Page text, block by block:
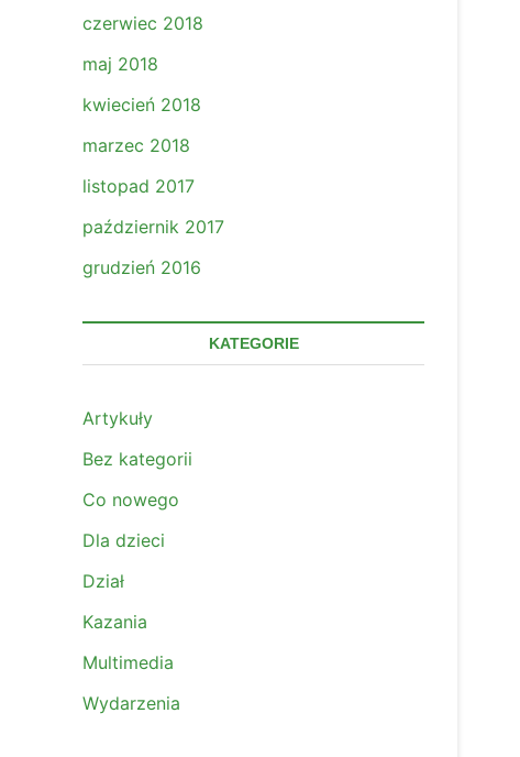
czerwiec 2018
maj 2018
kwiecień 2018
marzec 2018
listopad 2017
październik 2017
grudzień 2016
KATEGORIE
Artykuły
Bez kategorii
Co nowego
Dla dzieci
Dział
Kazania
Multimedia
Wydarzenia